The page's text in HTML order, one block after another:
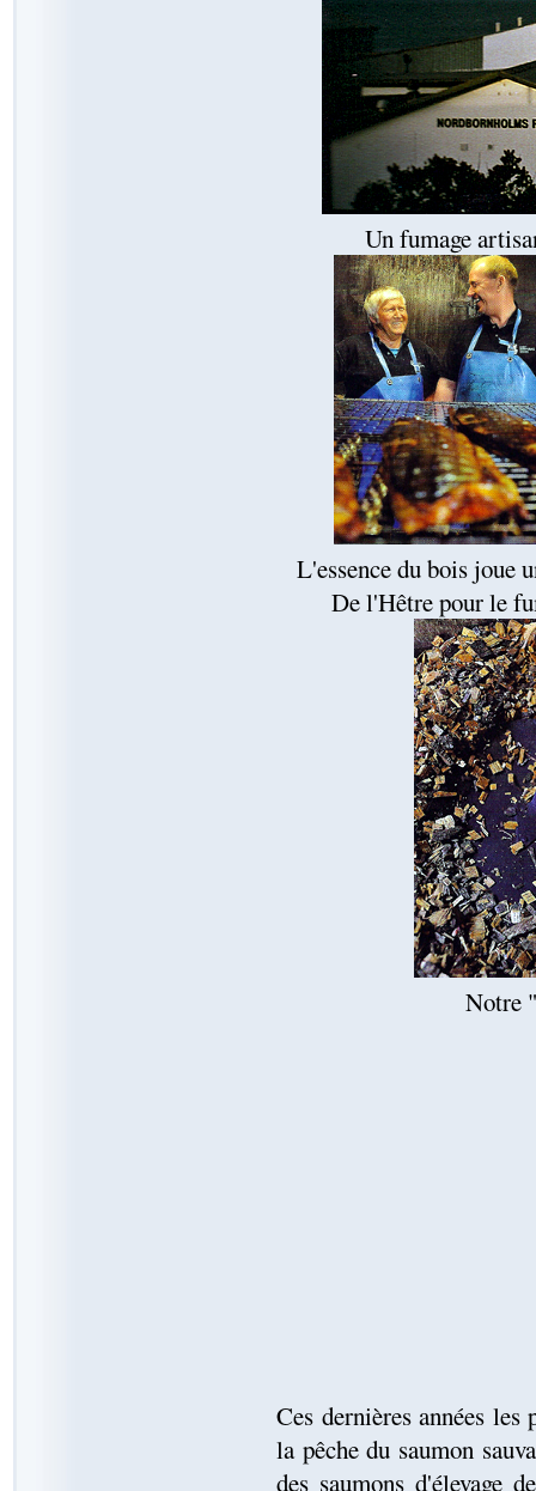
Un fumage
L'essence du bois joue
De l'Hêtre pour le
Notre
Ces dernières années
la pêche du saumon
des saumons d'élevage